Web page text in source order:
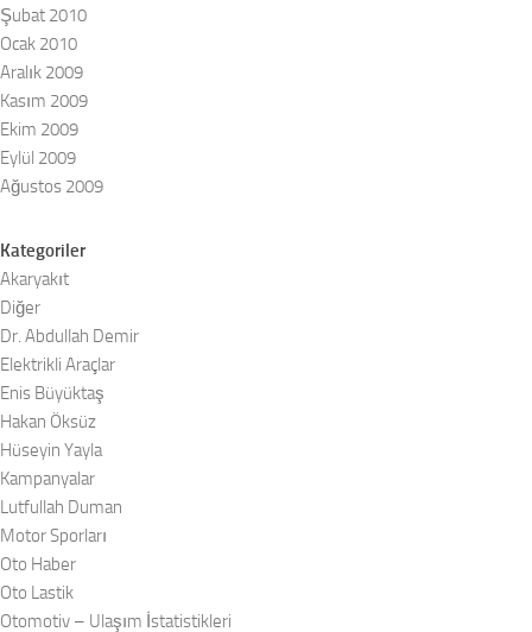
Şubat 2010
Ocak 2010
Aralık 2009
Kasım 2009
Ekim 2009
Eylül 2009
Ağustos 2009
Kategoriler
Akaryakıt
Diğer
Dr. Abdullah Demir
Elektrikli Araçlar
Enis Büyüktaş
Hakan Öksüz
Hüseyin Yayla
Kampanyalar
Lutfullah Duman
Motor Sporları
Oto Haber
Oto Lastik
Otomotiv – Ulaşım İstatistikleri